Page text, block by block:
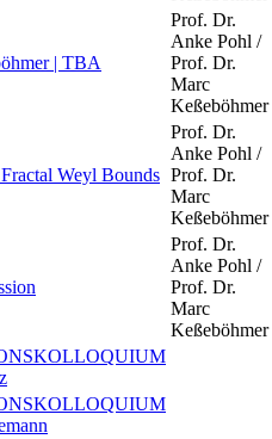
| TBA
Prof. Dr.
Anke Pohl /
Prof. Dr.
Marc
Keßeböhmer
Weyl Bounds
Prof. Dr.
Anke Pohl /
Prof. Dr.
Marc
Keßeböhmer
Prof. Dr.
Anke Pohl /
Prof. Dr.
Marc
Keßeböhmer